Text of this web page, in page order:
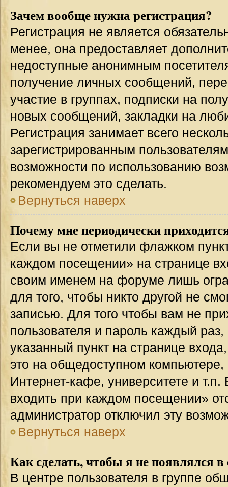
Зачем вообще нужна регистрация?
Регистрация не является
менее, она предоставляет
недоступные анонимным
получение личных сообщений,
участие в группах, подписки на
новых сообщений, закладки на
Регистрация занимает всего
зарегистрированным
возможности по использованию
рекомендуем это сделать.
Вернуться наверх
Почему мне периодически
Если вы не отметили флажком
каждом посещении» на странице
своим именем на форуме лишь
для того, чтобы никто другой не
записью. Для того чтобы вам не
пользователя и пароль каждый
указанный пункт на странице
это на общедоступном
Интернет-кафе, университете и т.п.
входить при каждом посещении»
администратор отключил эту
Вернуться наверх
Как сделать, чтобы я не появлялся
В центре пользователя в группе